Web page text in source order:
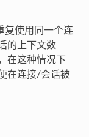
复使用同一个连
的上下文数
在这种情况下
在连接/会话被